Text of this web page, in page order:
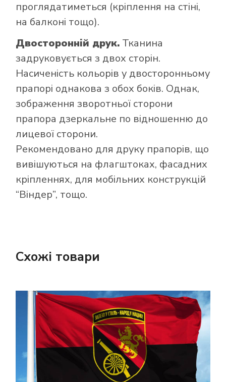
проглядатиметься (кріплення на стіні,
на балконі тощо).
Двосторонній друк. Тканина
задруковується з двох сторін.
Насиченість кольорів у двосторонньому
прапорі однакова з обох боків. Однак,
зображення зворотньої сторони
прапора дзеркальне по відношенню до
лицевої сторони.
Рекомендовано для друку прапорів, що
вивішуються на флагштоках, фасадних
кріпленнях, для мобільних конструкцій
“Віндер”, тощо.
Схожі товари